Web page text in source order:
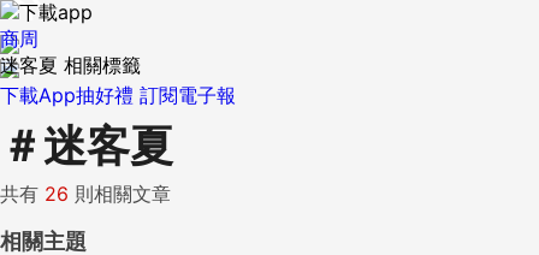
下載App抽好禮 訂閱電子報
商周
迷客夏 相關標籤
＃迷客夏
共有 26 則相關文章
相關主題